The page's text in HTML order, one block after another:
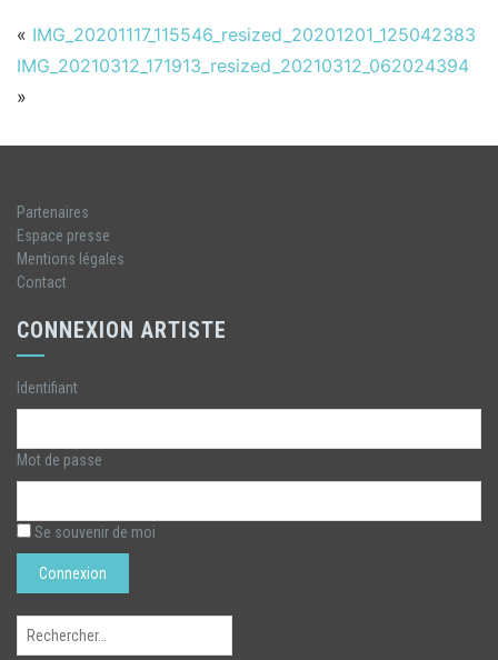
« IMG_20201117_115546_resized_20201201_125042383
IMG_20210312_171913_resized_20210312_062024394
»
Partenaires
Espace presse
Mentions légales
Contact
CONNEXION ARTISTE
Identifiant
Mot de passe
Se souvenir de moi
Rechercher :